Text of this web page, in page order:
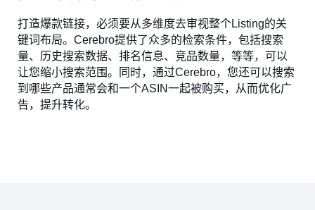
打造爆款链接，必须要从多维度去审视整个Listing的关
键词布局。Cerebro提供了众多的检索条件，包括搜索
量、历史搜索数据、排名信息、竞品数量，等等，可以
让您缩小搜索范围。同时，通过Cerebro，您还可以搜索
到哪些产品通常会和一个ASIN一起被购买，从而优化广
告，提升转化。